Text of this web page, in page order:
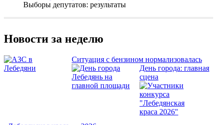
Выборы депутатов: результаты
Новости за неделю
Ситуация с бензином нормализовалась
День города: главная
сцена